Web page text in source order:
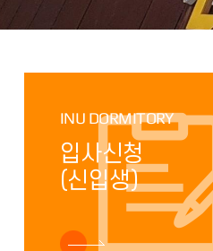
INU DORMITORY
입사신청
(신입생)
질문과 답변